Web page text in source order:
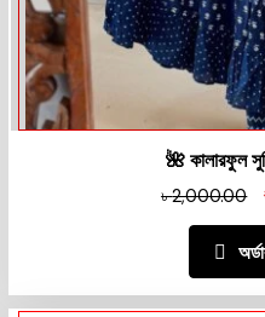
🌺 কালারফুল
৳2,000.00